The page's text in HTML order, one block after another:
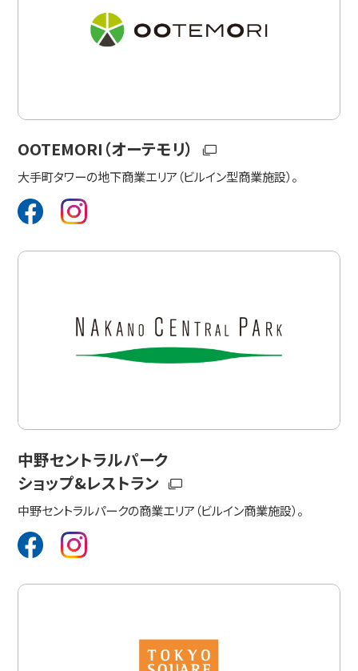
OOTEMORI（オーテモリ）
大手町タワーの地下商業エリア（ビルイン型商業施設）。
中野セントラルパーク
ショップ&レストラン
中野セントラルパークの商業エリア（ビルイン商業施設）。